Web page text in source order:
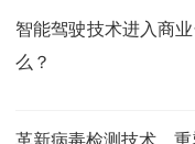
智能驾驶技术进入商
么？
革新病毒检测技术，